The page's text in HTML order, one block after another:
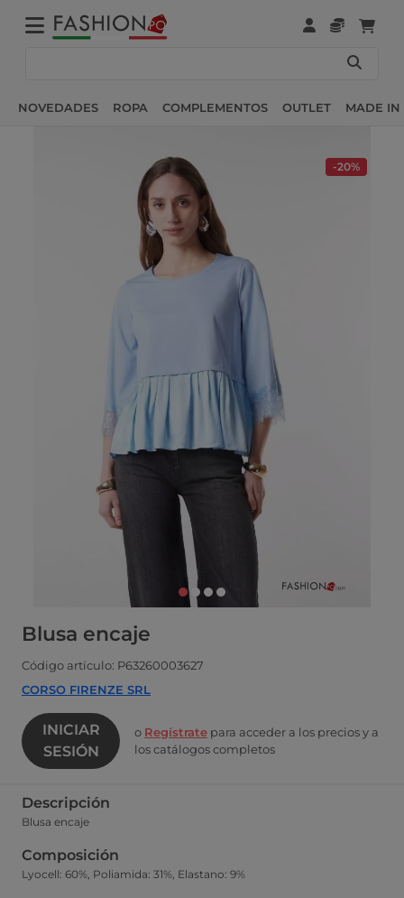
NOVEDADES ROPA COMPLEMENTOS OUTLET MADE IN
-20%
Blusa encaje
Código artículo: P63260003627
CORSO FIRENZE SRL
INICIAR
SESIÓN
o Regístrate para acceder a los precios y a
los catálogos completos
Descripción
Blusa encaje
Composición
Lyocell: 60%, Poliamida: 31%, Elastano: 9%